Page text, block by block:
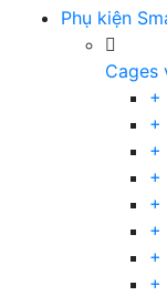
Phụ kiện
Cages
+
+
+
+
+
+
+
+